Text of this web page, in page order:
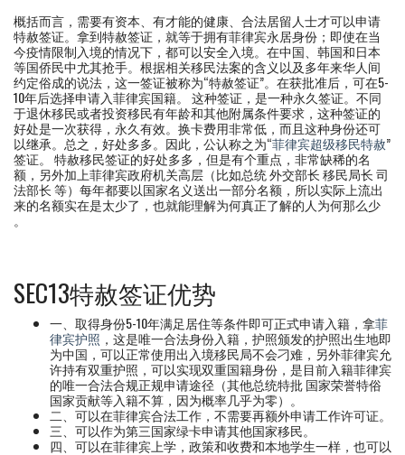
概括而言，需要有资本、有才能的健康、合法居留人士才可以申请
特赦签证。拿到特赦签证，就等于拥有菲律宾永居身份；即使在当
今疫情限制入境的情况下，都可以安全入境。在中国、韩国和日本
等国侨民中尤其抢手。根据相关移民法案的含义以及多年来华人间
约定俗成的说法，这一签证被称为“特赦签证”。在获批准后，可在5-
10年后选择申请入菲律宾国籍。 这种签证，是一种永久签证。不同
于退休移民或者投资移民有年龄和其他附属条件要求，这种签证的
好处是一次获得，永久有效。换卡费用非常低，而且这种身份还可
以继承。总之，好处多多。因此，公认称之为“菲律宾超级移民特赦”
签证。 特赦移民签证的好处多多，但是有个重点，非常缺稀的名
额，另外加上菲律宾政府机关高层（比如总统 外交部长 移民局长 司
法部长 等）每年都要以国家名义送出一部分名额，所以实际上流出
来的名额实在是太少了，也就能理解为何真正了解的人为何那么少
。
SEC13特赦签证优势
一、取得身份5-10年满足居住等条件即可正式申请入籍，拿菲
律宾护照 ，这是唯一合法身份入籍，护照颁发的护照出生地即
为中国，可以正常使用出入境移民局不会刁难，另外菲律宾允
许持有双重护照，可以实现双重国籍身份，是目前入籍菲律宾
的唯一合法合规正规申请途径（其他总统特批 国家荣誉特俗
国家贡献等入籍不算，因为概率几乎为零）。
二、可以在菲律宾合法工作，不需要再额外申请工作许可证。
三、可以作为第三国家绿卡申请其他国家移民。
四、可以在菲律宾上学，政策和收费和本地学生一样，也可以